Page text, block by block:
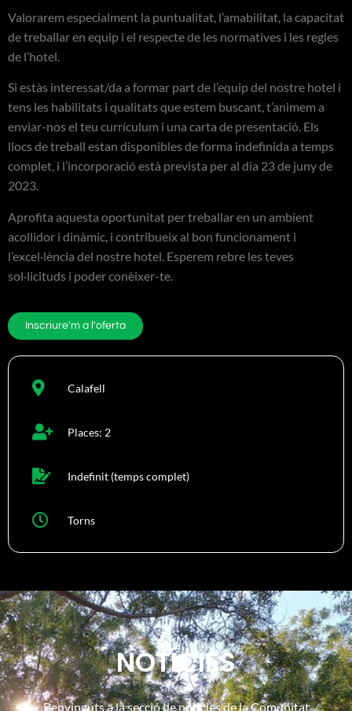
Valorarem especialment la puntualitat, l’amabilitat, la capacitat
de treballar en equip i el respecte de les normatives i les regles
de l’hotel.
Si estàs interessat/da a formar part de l’equip del nostre hotel i
tens les habilitats i qualitats que estem buscant, t’animem a
enviar-nos el teu currículum i una carta de presentació. Els
llocs de treball estan disponibles de forma indefinida a temps
complet, i l’incorporació està prevista per al dia 23 de juny de
2023.
Aprofita aquesta oportunitat per treballar en un ambient
acollidor i dinàmic, i contribueix al bon funcionament i
l’excel·lència del nostre hotel. Esperem rebre les teves
sol·licituds i poder conèixer-te.
Inscriure'm a l'oferta
Calafell
Places: 2
Indefinit (temps complet)
Torns
NOTÍCIES
Benvinguts a la secció de notícies de la Comunitat